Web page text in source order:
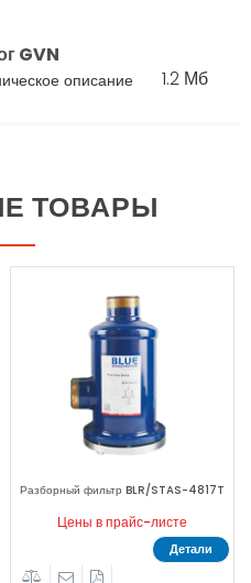
GVN
описание
1.2 Мб
ТОВАРЫ
4817T Разборный фильтр
Цены в прайс-листе